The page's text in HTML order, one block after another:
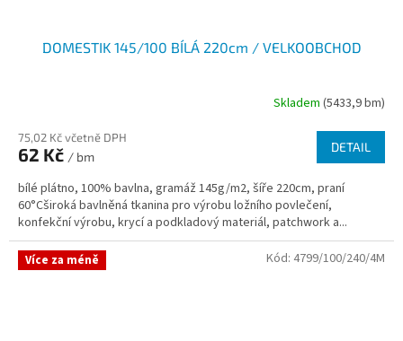
DOMESTIK 145/100 BÍLÁ 220cm / VELKOOBCHOD
Skladem (5433,9 bm)
75,02 Kč včetně DPH
62 Kč / bm
DETAIL
bílé plátno, 100% bavlna, gramáž 145g/m2, šíře 220cm, praní
60°Cširoká bavlněná tkanina pro výrobu ložního povlečení,
konfekční výrobu, krycí a podkladový materiál, patchwork a...
Více za méně Kód: 4799/100/240/4M